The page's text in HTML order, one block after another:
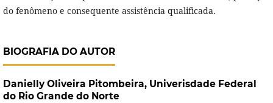
do fenômeno e consequente assistência qualificada.
BIOGRAFIA DO AUTOR
Danielly Oliveira Pitombeira, Univerisdade Federal
do Rio Grande do Norte